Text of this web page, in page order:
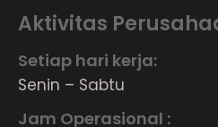
Aktivitas
Setiap hari kerja:
Senin – Sabtu
Jam Operasional :